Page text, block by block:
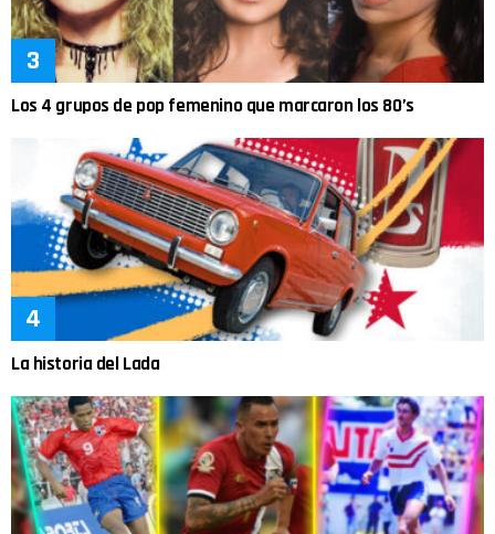
Los 4 grupos de pop femenino que marcaron los 80’s
La historia del Lada